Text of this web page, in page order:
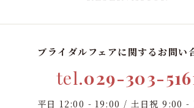
ブライダルフェアに関するお問い
tel.029-303-
平日 12:00 - 19:00 / 土日祝 9:00 -